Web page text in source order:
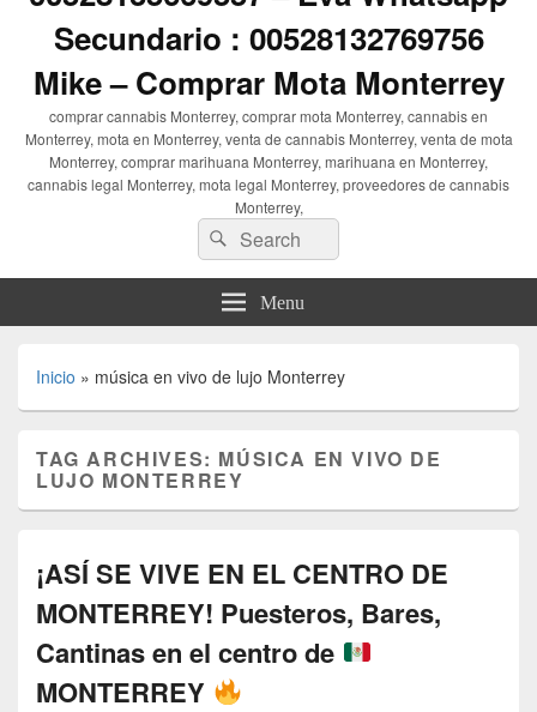
Secundario : 00528132769756
Mike – Comprar Mota Monterrey
comprar cannabis Monterrey, comprar mota Monterrey, cannabis en
Monterrey, mota en Monterrey, venta de cannabis Monterrey, venta de mota
Monterrey, comprar marihuana Monterrey, marihuana en Monterrey,
cannabis legal Monterrey, mota legal Monterrey, proveedores de cannabis
Monterrey,
Search
for:
Search
Menu
Inicio » música en vivo de lujo Monterrey
TAG ARCHIVES: MÚSICA EN VIVO DE
LUJO MONTERREY
¡ASÍ SE VIVE EN EL CENTRO DE
MONTERREY! Puesteros, Bares,
Cantinas en el centro de
MONTERREY